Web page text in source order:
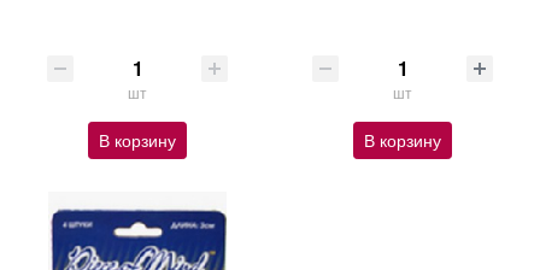
шт
В корзину
шт
В корзину